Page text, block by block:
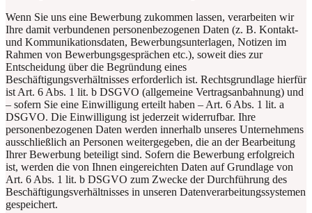
Wenn Sie uns eine Bewerbung zukommen lassen, verarbeiten wir
Ihre damit verbundenen personenbezogenen Daten (z. B. Kontakt-
und Kommunikationsdaten, Bewerbungsunterlagen, Notizen im
Rahmen von Bewerbungsgesprächen etc.), soweit dies zur
Entscheidung über die Begründung eines
Beschäftigungsverhältnisses erforderlich ist. Rechtsgrundlage hierfür
ist Art. 6 Abs. 1 lit. b DSGVO (allgemeine Vertragsanbahnung) und
– sofern Sie eine Einwilligung erteilt haben – Art. 6 Abs. 1 lit. a
DSGVO. Die Einwilligung ist jederzeit widerrufbar. Ihre
personenbezogenen Daten werden innerhalb unseres Unternehmens
ausschließlich an Personen weitergegeben, die an der Bearbeitung
Ihrer Bewerbung beteiligt sind. Sofern die Bewerbung erfolgreich
ist, werden die von Ihnen eingereichten Daten auf Grundlage von
Art. 6 Abs. 1 lit. b DSGVO zum Zwecke der Durchführung des
Beschäftigungsverhältnisses in unseren Datenverarbeitungssystemen
gespeichert.